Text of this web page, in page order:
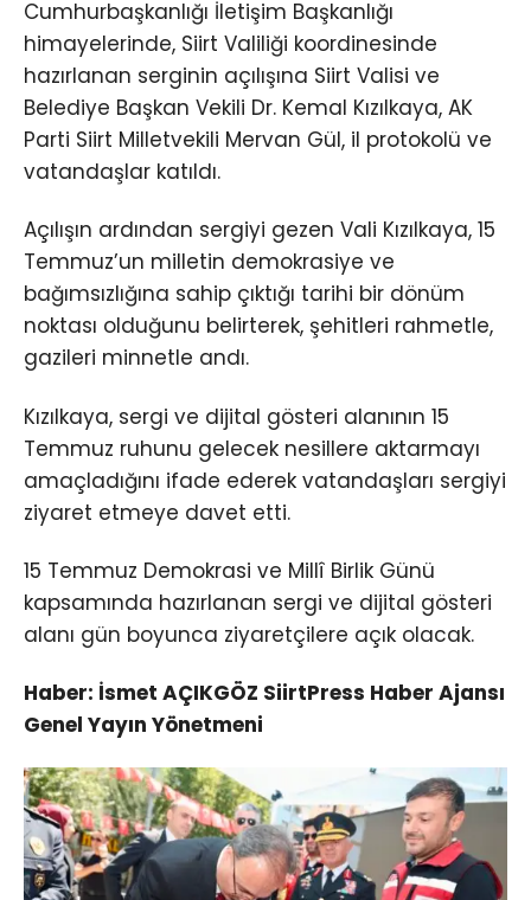
Cumhurbaşkanlığı İletişim Başkanlığı
himayelerinde, Siirt Valiliği koordinesinde
hazırlanan serginin açılışına Siirt Valisi ve
Belediye Başkan Vekili Dr. Kemal Kızılkaya, AK
Parti Siirt Milletvekili Mervan Gül, il protokolü ve
vatandaşlar katıldı.
Açılışın ardından sergiyi gezen Vali Kızılkaya, 15
Temmuz’un milletin demokrasiye ve
bağımsızlığına sahip çıktığı tarihi bir dönüm
noktası olduğunu belirterek, şehitleri rahmetle,
gazileri minnetle andı.
Kızılkaya, sergi ve dijital gösteri alanının 15
Temmuz ruhunu gelecek nesillere aktarmayı
amaçladığını ifade ederek vatandaşları sergiyi
ziyaret etmeye davet etti.
15 Temmuz Demokrasi ve Millî Birlik Günü
kapsamında hazırlanan sergi ve dijital gösteri
alanı gün boyunca ziyaretçilere açık olacak.
Haber: İsmet AÇIKGÖZ SiirtPress Haber Ajansı
Genel Yayın Yönetmeni